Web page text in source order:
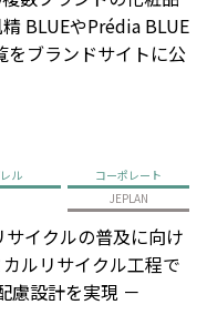
BLUEやPrédia BLUE
をブランドサイトに公
ル
コーポレート
JEPLAN
イクルの普及に向け
ルリサイクル工程で
慮設計を実現 －